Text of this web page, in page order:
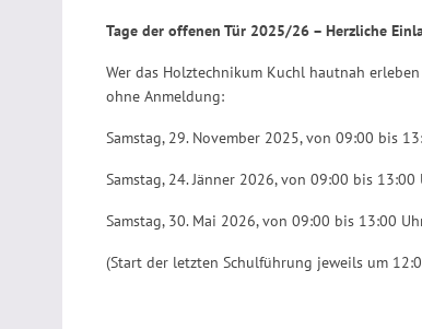
Tage der offenen Tür 2025/26 – Herzliche
Wer das Holztechnikum Kuchl hautnah
ohne Anmeldung:
Samstag, 29. November 2025, von 09:00 bis
Samstag, 24. Jänner 2026, von 09:00 bis 13:00
Samstag, 30. Mai 2026, von 09:00 bis 13:00
(Start der letzten Schulführung jeweils um